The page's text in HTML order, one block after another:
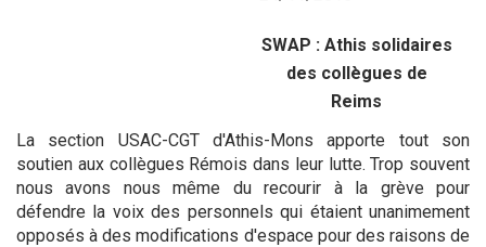
SWAP : Athis solidaires
des collègues de
Reims
La section USAC-CGT d'Athis-Mons apporte tout son
soutien aux collègues Rémois dans leur lutte. Trop souvent
nous avons nous même du recourir à la grève pour
défendre la voix des personnels qui étaient unanimement
opposés à des modifications d'espace pour des raisons de